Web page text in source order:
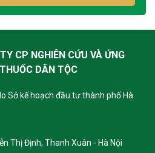
CP NGHIÊN CỨU VÀ ỨNG
DÂN TỘC
Sở kế hoạch đầu tư thành phố Hà
Thị Định, Thanh Xuân - Hà Nội